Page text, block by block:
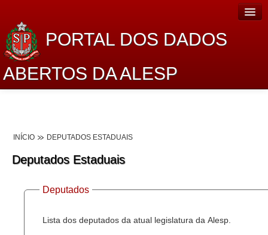
PORTAL DOS DADOS
ABERTOS DA ALESP
Lei de Acesso à Informação
Dados Governamentais Abertos
Planejamento
INÍCIO DEPUTADOS ESTADUAIS
Deputados Estaduais
Deputados
Lista dos deputados da atual legislatura da Alesp.